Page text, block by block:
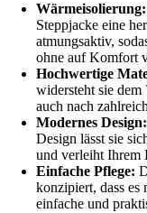
Wärmeisolierung:
Steppjacke eine
atmungsaktiv,
ohne auf Komfort
Hochwertige
widersteht sie dem
auch nach
Modernes Design:
Design lässt sie
und verleiht Ihrem
Einfache Pflege:
konzipiert, dass es
einfache und